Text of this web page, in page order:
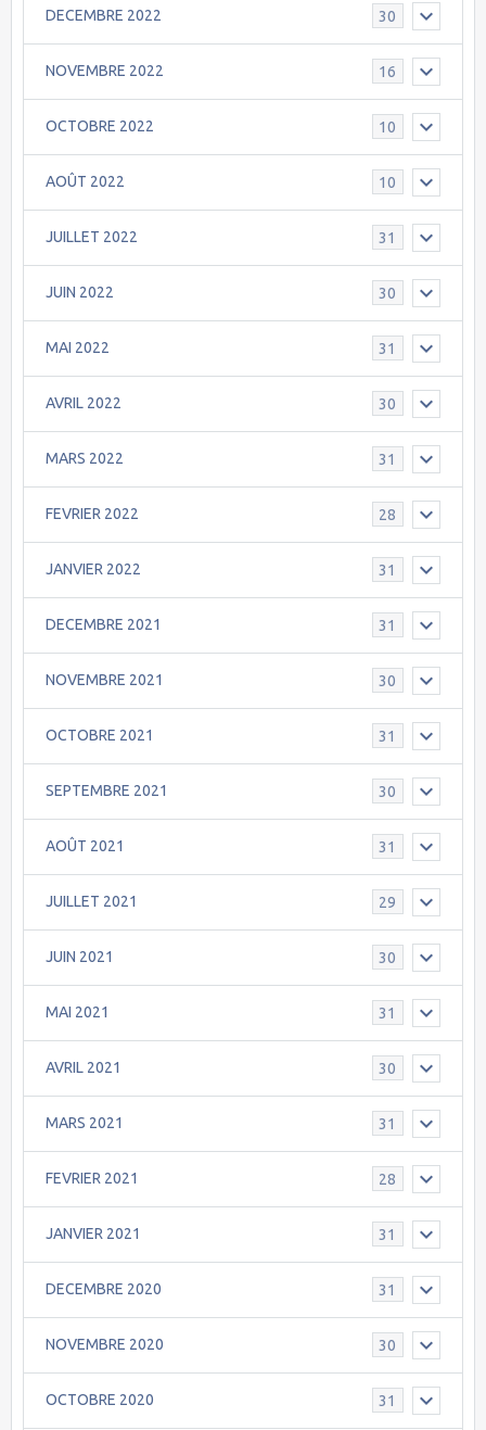
DECEMBRE 2022 30
NOVEMBRE 2022 16
OCTOBRE 2022 10
AOÛT 2022 10
JUILLET 2022 31
JUIN 2022 30
MAI 2022 31
AVRIL 2022 30
MARS 2022 31
FEVRIER 2022 28
JANVIER 2022 31
DECEMBRE 2021 31
NOVEMBRE 2021 30
OCTOBRE 2021 31
SEPTEMBRE 2021 30
AOÛT 2021 31
JUILLET 2021 29
JUIN 2021 30
MAI 2021 31
AVRIL 2021 30
MARS 2021 31
FEVRIER 2021 28
JANVIER 2021 31
DECEMBRE 2020 31
NOVEMBRE 2020 30
OCTOBRE 2020 31